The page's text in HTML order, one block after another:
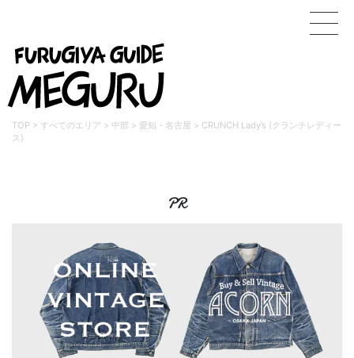
TOP > すべてのエリア > 中部 > 愛知・名古屋 > CRUNCH Lady’s (クランチレディー
ス)
PR